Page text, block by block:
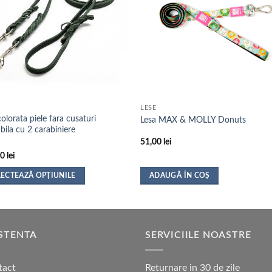
piele fara cusaturi
cu 2 carabiniere
lei
OPȚIUNILE
LESE
Lesa MAX & MOLLY Donuts
51,00 lei
ADAUGĂ ÎN COȘ
SERVICIILE NOASTRE
Returnare in 30 de zile